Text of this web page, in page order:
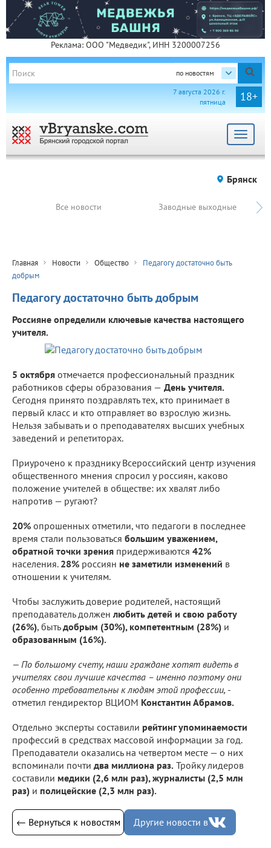
Реклама: ООО "Медведик", ИНН 3200007256
по новостям
18+
7 августа 2026 г.
пятница
Toggle
Брянск
Все новости Заводные выходные
Главная Новости Общество
Педагогу достаточно быть
добрым
Педагогу достаточно быть добрым
Россияне определили ключевые качества настоящего
учителя.
5 октября отмечается профессиональный праздник
работников сферы образования — День учителя.
Сегодня принято поздравлять тех, кто принимает в
первый класс и кто отправляет во взрослую жизнь.
Нельзя забывать и о преподавателях высших учебных
заведений и репетиторах.
Приурочено к празднику Всероссийский центр изучения
общественного мнения спросил у россиян, каково
положение учителей в обществе: их хвалят либо
напротив — ругают?
20% опрошенных отметили, что педагоги в последнее
время стали пользоваться большим уважением,
обратной точки зрения придерживаются 42%
населения. 28% россиян не заметили изменений в
отношении к учителям.
Чтобы заслужить доверие родителей, настоящий
преподаватель должен любить детей и свою работу
(26%), бытьдобрым (30%), компетентным (28%) и
образованным (16%).
— По большому счету, наши граждане хотят видеть в
учителях свои лучшие качества – именно поэтому они
особенно требовательны к людям этой профессии, -
отметил гендиректор ВЦИОМ Константин Абрамов.
Отдельно эксперты составили рейтинг упоминаемости
профессий в средствах массовой информации за год.
Преподаватели оказались на четвертом месте — о них
вспоминали почти два миллиона раз. Тройку лидеров
составили медики (2,6 млн раз), журналисты (2,5 млн
раз) и полицейские (2,3 млн раз).
← Вернуться к новостям Другие новости в